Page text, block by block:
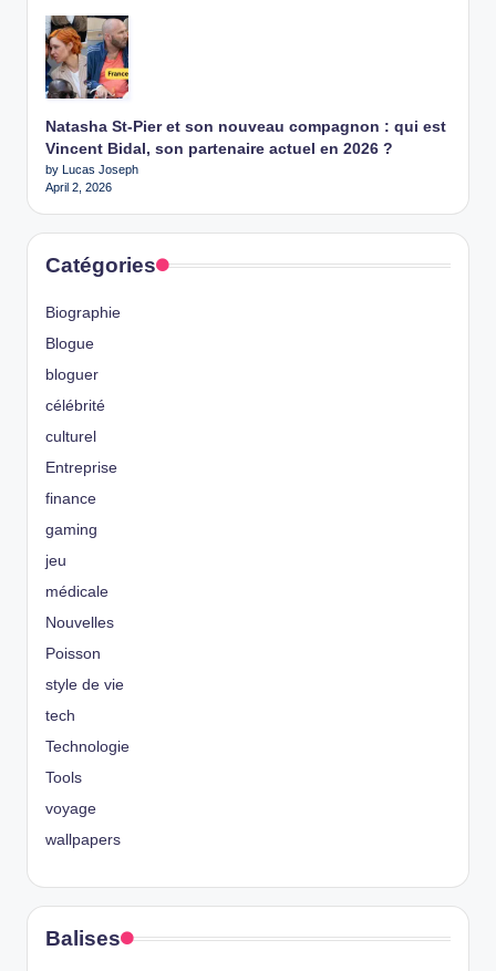
Natasha St-Pier et son nouveau compagnon : qui est
Vincent Bidal, son partenaire actuel en 2026 ?
by Lucas Joseph
April 2, 2026
Catégories
Biographie
Blogue
bloguer
célébrité
culturel
Entreprise
finance
gaming
jeu
médicale
Nouvelles
Poisson
style de vie
tech
Technologie
Tools
voyage
wallpapers
Balises